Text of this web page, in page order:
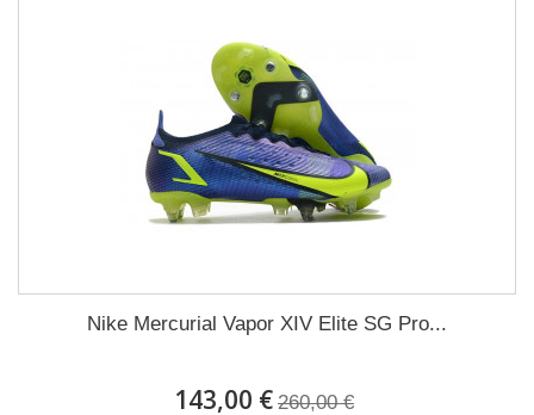
Nike Mercurial Vapor XIV Elite SG Pro...
143,00 € 260,00 €